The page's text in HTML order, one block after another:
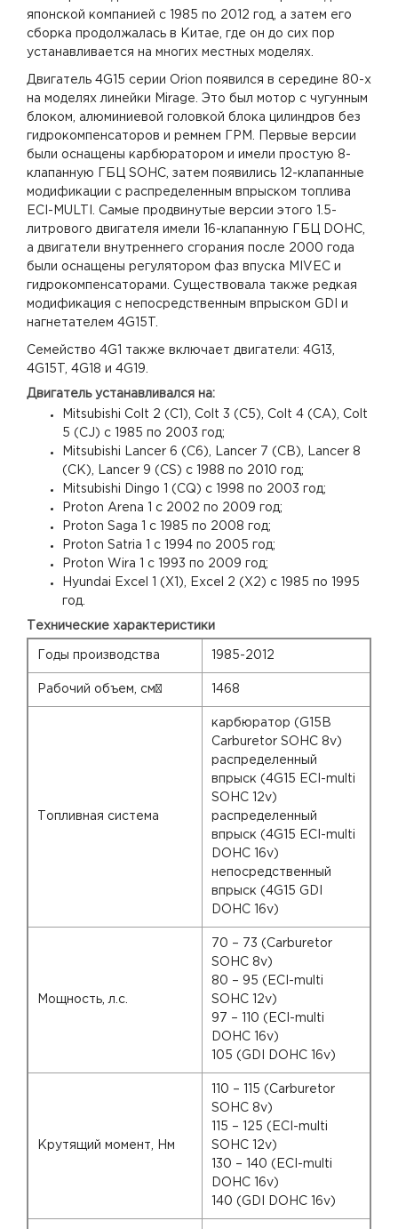
японской компанией с 1985 по 2012 год, а затем его
сборка продолжалась в Китае, где он до сих пор
устанавливается на многих местных моделях.
Двигатель 4G15 серии Orion появился в середине 80-х
на моделях линейки Mirage. Это был мотор с чугунным
блоком, алюминиевой головкой блока цилиндров без
гидрокомпенсаторов и ремнем ГРМ. Первые версии
были оснащены карбюратором и имели простую 8-
клапанную ГБЦ SOHC, затем появились 12-клапанные
модификации с распределенным впрыском топлива
ECI-MULTI. Самые продвинутые версии этого 1.5-
литрового двигателя имели 16-клапанную ГБЦ DOHC,
а двигатели внутреннего сгорания после 2000 года
были оснащены регулятором фаз впуска MIVEC и
гидрокомпенсаторами. Существовала также редкая
модификация с непосредственным впрыском GDI и
нагнетателем 4G15T.
Семейство 4G1 также включает двигатели: 4G13
4G15T
4G18 и 4G19
Двигатель устанавливался на:
Mitsubishi Colt 2 (C1), Colt 3 (C5), Colt 4 (CA), Colt
5 (CJ) с 1985 по 2003 год;
Mitsubishi Lancer 6 (C6), Lancer 7 (CB), Lancer 8
(CK), Lancer 9 (CS) с 1988 по 2010 год;
Mitsubishi Dingo 1 (CQ) с 1998 по 2003 год;
Proton Arena 1 с 2002 по 2009 год;
Proton Saga 1 с 1985 по 2008 год;
Proton Satria 1 с 1994 по 2005 год;
Proton Wira 1 с 1993 по 2009 год;
Hyundai Excel 1 (X1), Excel 2 (X2) с 1985 по 1995
год.
Технические характеристики
Годы производства 1985-2012
Рабочий объем, см³ 1468
Топливная система
карбюратор (G15B
Carburetor SOHC 8v)
распределенный
впрыск (4G15 ECI-multi
SOHC 12v)
распределенный
впрыск (4G15 ECI-multi
DOHC 16v)
непосредственный
впрыск (4G15 GDI
DOHC 16v)
Мощность, л.с.
70 – 73 (Carburetor
SOHC 8v)
80 – 95 (ECI-multi
SOHC 12v)
97 – 110 (ECI-multi
DOHC 16v)
105 (GDI DOHC 16v)
Крутящий момент, Нм
110 – 115 (Carburetor
SOHC 8v)
115 – 125 (ECI-multi
SOHC 12v)
130 – 140 (ECI-multi
DOHC 16v)
140 (GDI DOHC 16v)